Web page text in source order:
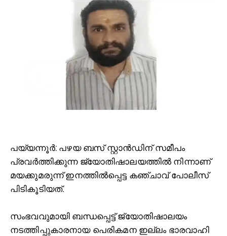
പയ്യന്നൂര്‍: പഴയ ബസ് സ്റ്റാന്‍ഡിന് സമീപം
പ്രവര്‍ത്തിക്കുന്ന ജ്യോതിഷാലയത്തില്‍ നിന്നാണ്
മയക്കുമരുന്ന് ഇനത്തില്‍പ്പെട്ട കഞ്ചാവ് പോലീസ്
പിടികൂടിയത്.
സംഭവവുമായി ബന്ധപ്പെട്ട് ജ്യോതിഷാലയം
നടത്തിപ്പുകാരനായ പെരികമന ഇല്ലം ഭാരവാഹി